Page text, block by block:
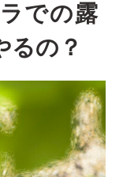
での露
るの？